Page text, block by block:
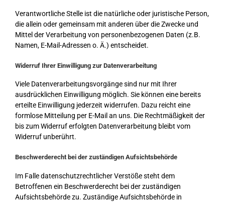
Verantwortliche Stelle ist die natürliche oder juristische Person,
die allein oder gemeinsam mit anderen über die Zwecke und
Mittel der Verarbeitung von personenbezogenen Daten (z.B.
Namen, E-Mail-Adressen o. Ä.) entscheidet.
Widerruf Ihrer Einwilligung zur Datenverarbeitung
Viele Datenverarbeitungsvorgänge sind nur mit Ihrer
ausdrücklichen Einwilligung möglich. Sie können eine bereits
erteilte Einwilligung jederzeit widerrufen. Dazu reicht eine
formlose Mitteilung per E-Mail an uns. Die Rechtmäßigkeit der
bis zum Widerruf erfolgten Datenverarbeitung bleibt vom
Widerruf unberührt.
Beschwerderecht bei der zuständigen Aufsichtsbehörde
Im Falle datenschutzrechtlicher Verstöße steht dem
Betroffenen ein Beschwerderecht bei der zuständigen
Aufsichtsbehörde zu. Zuständige Aufsichtsbehörde in